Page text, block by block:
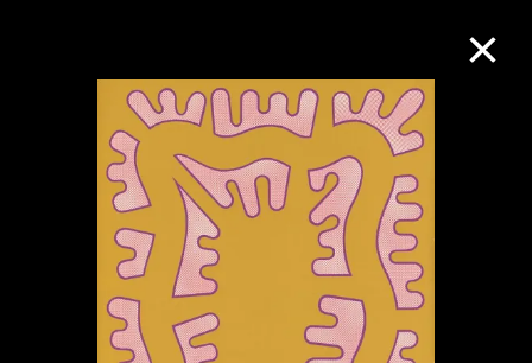
M+藏品
進一步篩選